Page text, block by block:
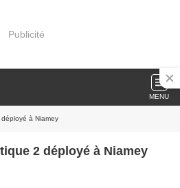
Publicité
MENU
à Niamey
2 déployé à Niamey